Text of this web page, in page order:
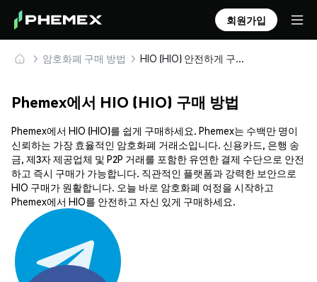
회원가입
암호화폐 구매 방법 HIO (HIO) 안전하게 구매 및 보관
Phemex에서 HIO (HIO) 구매 방법
Phemex에서 HIO (HIO)를 쉽게 구매하세요. Phemex는 수백만 명이
신뢰하는 가장 효율적인 암호화폐 거래소입니다. 신용카드, 은행 송
금, 제3자 제공업체 및 P2P 거래를 포함한 유연한 결제 수단으로 안전
하고 즉시 구매가 가능합니다. 직관적인 플랫폼과 강력한 보안으로
HIO 구매가 원활합니다. 오늘 바로 암호화폐 여정을 시작하고
Phemex에서 HIO를 안전하고 자신 있게 구매하세요.